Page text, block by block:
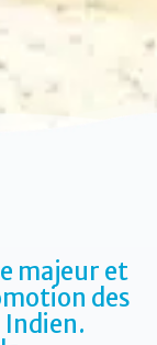
majeur et
des
Indien.